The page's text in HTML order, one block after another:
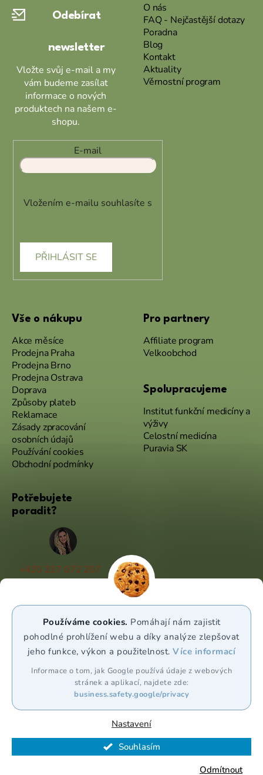
Používáme cookies. Pomáhají nám zajistit
pohodlné prohlížení webu a díky analýze zlepšovat
jeho funkce, výkon a použitelnost.Více informací
Informace o tom, jak Google používá údaje z webových
stránek a aplikací, najdete zde:
business.safety.google/privacy
Nastavení
Odmítnout
Souhlasím
Odebírat
newsletter
Vložte svůj e-mail a my
vám budeme zasílat
informace o nových
produktech na našem e-
shopu.
E-mail
Vložením e-mailu souhlasíte s
PŘIHLÁSIT SE
O nás
FAQ - Nejčastější dotazy
Poradna
Blog
Kontakt
Aktuality
Věrnostní program
Vše o nákupu
Akce měsíce
Prodejna Praha
Prodejna Brno
Prodejna Ostrava
Doprava
Způsoby plateb
Reklamace
Zásady zpracování
osobních údajů
Používání cookies
Obchodní podmínky
Pro partnery
Affiliate program
Velkoobchod
Spolupracujeme
Institut funkční medicíny a
výživy
Celostní medicína
Puravia SK
Potřebujete
poradit?
+420 227 072 207
(Po - Pá 9:00 - 17:00)
WhatsApp
Vytvořil Shoptet Premium
. Všechna práva vyhrazena.